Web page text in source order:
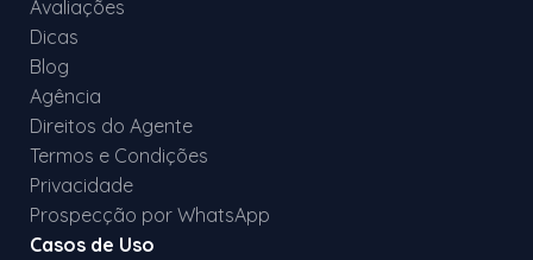
Avaliações
Dicas
Blog
Agência
Direitos do Agente
Termos e Condições
Privacidade
Prospecção por WhatsApp
Casos de Uso